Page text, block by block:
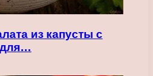
из капусты с